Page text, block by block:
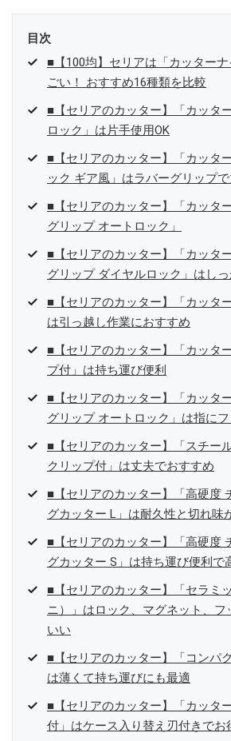
目次
■【100均】セリアは「カッター
ごい！ おすすめ16種類を比較
■【セリアのカッター】「カッタ
ロック」は片手使用OK
■【セリアのカッター】「カッタ
ック ギア風」はラバーグリップ
■【セリアのカッター】「カッタ
グリップ オートロック」
■【セリアのカッター】「カッタ
グリップ ダイヤルロック」はし
■【セリアのカッター】「カッタ
は引っ越し作業におすすめ
■【セリアのカッター】「カッタ
プ付」は持ち運び便利
■【セリアのカッター】「カッタ
グリップ オートロック」は指に
■【セリアのカッター】「スチー
クリップ付」は丈夫でおすすめ
■【セリアのカッター】「高硬度
グカッター L」は耐久性と切れ味
■【セリアのカッター】「高硬度
グカッター S」は持ち運び便利で
■【セリアのカッター】「セラミ
ニ）」はロック、マグネット、フ
いい
■【セリアのカッター】「コンパ
は薄くて持ち運びにも最適
■【セリアのカッター】「カッタ
付」はケース入り替え刃付きでお